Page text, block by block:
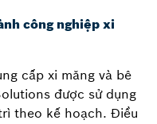
công nghiệp xi
cấp xi măng và bê
được sử dụng
theo kế hoạch. Điều